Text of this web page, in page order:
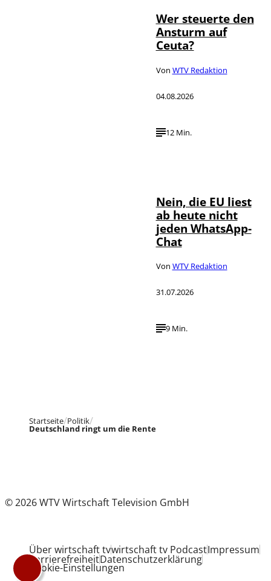
Wer steuerte den
Ansturm auf
Ceuta?
Von WTV Redaktion
04.08.2026
12 Min.
Nein, die EU liest
ab heute nicht
jeden WhatsApp-
Chat
Von WTV Redaktion
31.07.2026
9 Min.
Startseite Politik
Deutschland ringt um die Rente
© 2026 WTV Wirtschaft Television GmbH
Über wirtschaft tvwirtschaft tv PodcastImpressum
BarrierefreiheitDatenschutzerklärung
Cookie-Einstellungen